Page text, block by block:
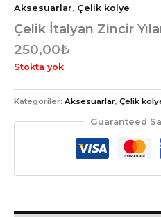
Aksesuarlar, Çelik kolye
Çelik İtalyan Zincir
250,00₺
Stokta yok
Kategoriler: Aksesuarlar, Çelik
Guaranteed